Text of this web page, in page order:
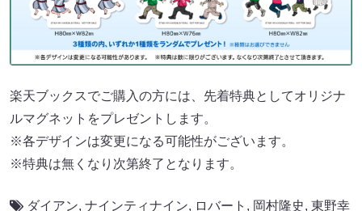
楽天ブックスでご購入の方には、先着特典としてオリジナ
ルマグネットをプレゼントします。
※各デザインは変更になる可能性がございます。
※特典は無くなり次第終了となります。
ダイアン, ナインティナイン, ロバート , 岡村隆史, 東野幸